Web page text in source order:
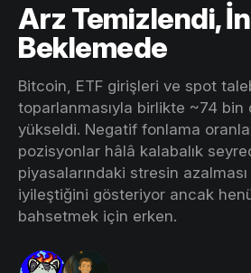
Arz Temizlendi,
Beklemede
Bitcoin, ETF girişleri ve spot
toparlanmasıyla birlikte ~74 bin
yükseldi. Negatif fonlama
pozisyonlar hâlâ kalabalık
piyasalarındaki stresin azalması
iyileştiğini gösteriyor ancak
bahsetmek için erken.